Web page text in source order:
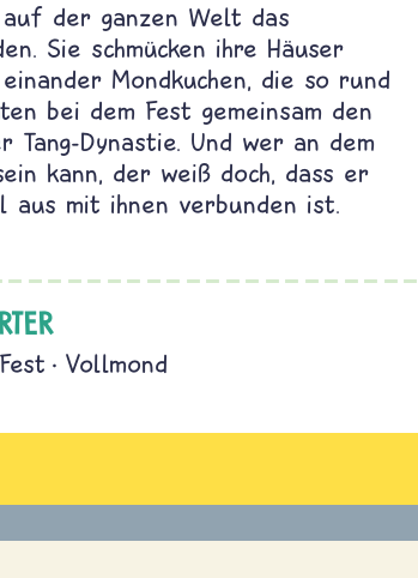
auf der ganzen Welt das
Sie schmücken ihre Häuser
Mondkuchen, die so rund
bei dem Fest gemeinsam den
Tang-Dynastie. Und wer an dem
kann, der weiß doch, dass er
aus mit ihnen verbunden ist.
Fest Vollmond